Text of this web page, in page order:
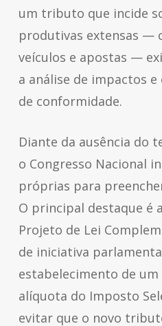
um tributo que incide
produtivas extensas —
veículos e apostas —
a análise de impactos
de conformidade.
Diante da ausência do
o Congresso Nacional
próprias para
O principal destaque é
Projeto de Lei
de iniciativa
estabelecimento de
alíquota do Imposto
evitar que o novo